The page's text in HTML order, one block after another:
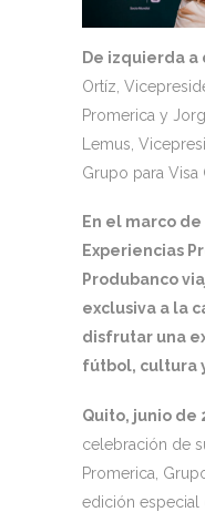
De izquierda a
Ortíz,
Promerica y
Lemus,
Grupo para Visa
En el marco
Experiencias
Produbanco
exclusiva a la
disfrutar una
fútbol, cultura
Quito, junio de
celebración de
Promerica,
edición